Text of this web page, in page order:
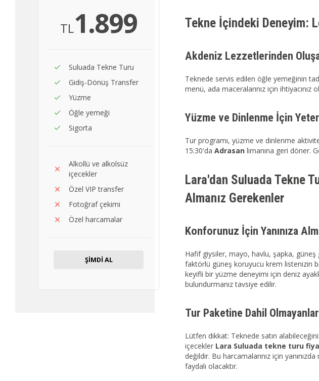
Tekne İçindeki Deneyim:
Akdeniz Lezzetlerinden
Teknede servis edilen öğle yemeğinin
menü, ada maceralarınız için ihtiyacınız
Yüzme ve Dinlenme İçin
Tur programı, yüzme ve dinlenme
15:30'da Adrasan limanına geri döner.
Lara'dan Suluada Tekne
Almanız Gerekenler
Konforunuz İçin Yanınıza
Hafif giysiler, mayo, havlu, şapka, güneş
faktörlü güneş koruyucu krem listenizin
keyifli bir yüzme deneyimi için deniz
bulundurmanız tavsiye edilir.
Tur Paketine Dahil Olmayanlar
Lütfen dikkat: Teknede satın
içecekler Lara Suluada tekne turu
değildir. Bu harcamalarınız için
faydalı olacaktır.
TL1.899
Suluada Tekne Turu
Gidiş-Dönüş Transfer
Yüzme
Öğle yemeği
Sigorta
Alkollü ve alkolsüz
içecekler
Özel VIP transfer
Fotoğraf çekimi
Özel harcamalar
ŞİMDİ AL